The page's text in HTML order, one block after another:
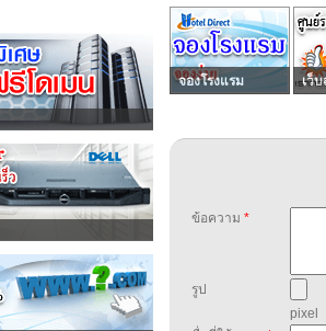
จองโรงแรม เว็บ
ข้อความ *
รูป
pixel